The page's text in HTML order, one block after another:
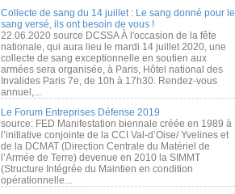
Collecte de sang du 14 juillet : Le sang donné pour le
sang versé, ils ont besoin de vous !
22.06.2020 source DCSSA À l'occasion de la fête
nationale, qui aura lieu le mardi 14 juillet 2020, une
collecte de sang exceptionnelle en soutien aux
armées sera organisée, à Paris, Hôtel national des
Invalides Paris 7e, de 10h à 17h30. Rendez-vous
annuel,...
Le Forum Entreprises Défense 2019
source: FED Manifestation biennale créée en 1989 à
l’initiative conjointe de la CCI Val-d’Oise/ Yvelines et
de la DCMAT (Direction Centrale du Matériel de
l’Armée de Terre) devenue en 2010 la SIMMT
(Structure Intégrée du Maintien en condition
opérationnelle...